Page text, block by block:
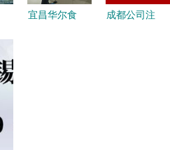
宜昌华尔食
成都公司注